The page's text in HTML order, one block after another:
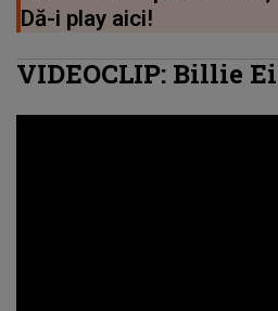
Dă-i play aici!
VIDEOCLIP: Billie